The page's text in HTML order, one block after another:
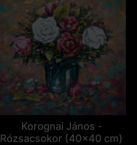
Korognai János -
Rózsacsokor (40x40 cm)